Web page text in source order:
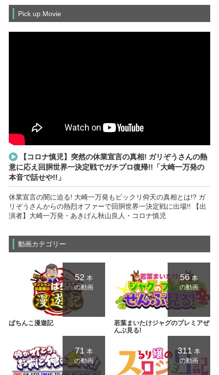
Pick up Movie
【コロナ慎児】突然の休業宣言の真相! ガリぞうさんの熱
意に応え回胴世界一決定戦でガチプロ復帰!!「大崎一万発の
本音で話せや!!」
休業宣言の闇に迫る! 大崎一万発もビックリ仰天の真相とは!? ガ
リぞうさんからの熱烈オファーで回胴世界一決定戦に出場!! 【出
演者】大崎一万発・あきげん秋山良人・コロナ慎児
動画カテゴリー
52 本
の動画
ぱちんこ漫遊記
56本
の動画
若葉まいたけジャグのプレミアぜ
んぶ見る!
71 本
の動画
311 本
の動画